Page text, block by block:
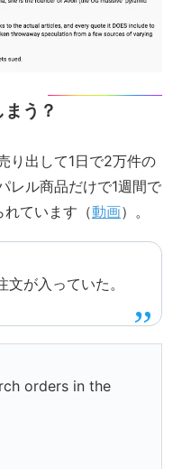
う？
り出して1日で2万件の
レル商品だけで1週間で
ています（動画）。
が入っていた。
orders in the